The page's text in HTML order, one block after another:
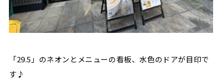
「29.5」のネオンとメニューの看板、水色のドアが目印で
す♪